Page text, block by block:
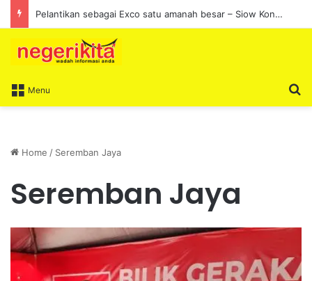
Pelantikan sebagai Exco satu amanah besar – Siow Kong Choon
Menu
Home / Seremban Jaya
Seremban Jaya